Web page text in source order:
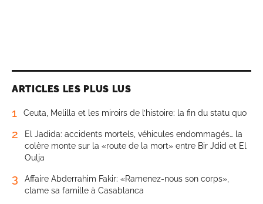
ARTICLES LES PLUS LUS
1 Ceuta, Melilla et les miroirs de l’histoire: la fin du statu quo
2
El Jadida: accidents mortels, véhicules endommagés… la
colère monte sur la «route de la mort» entre Bir Jdid et El
Oulja
3
Affaire Abderrahim Fakir: «Ramenez-nous son corps»,
clame sa famille à Casablanca